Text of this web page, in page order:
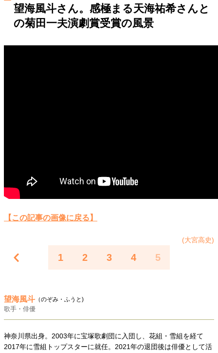
経営・ビジネス
親になるということ
病が教えてくれたこと
70代のグランドデザイン
社会・カルチャー・マネー
望海風斗さん。感極まる天海祐希さんと
の菊田一夫演劇賞受賞の風景
【この記事の画像に戻る】
(大宮高史)
1 2 3 4 5
望海風斗 （のぞみ・ふうと)
歌手・俳優
神奈川県出身。2003年に宝塚歌劇団に入団し、花組・雪組を経て
2017年に雪組トップスターに就任。2021年の退団後は俳優として活